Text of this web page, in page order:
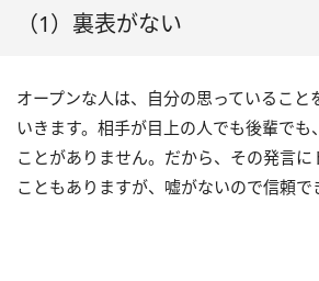
（1）裏表がない
オープンな人は、自分の思っていること
いきます。相手が目上の人でも後輩でも
ことがありません。だから、その発言に
こともありますが、嘘がないので信頼で